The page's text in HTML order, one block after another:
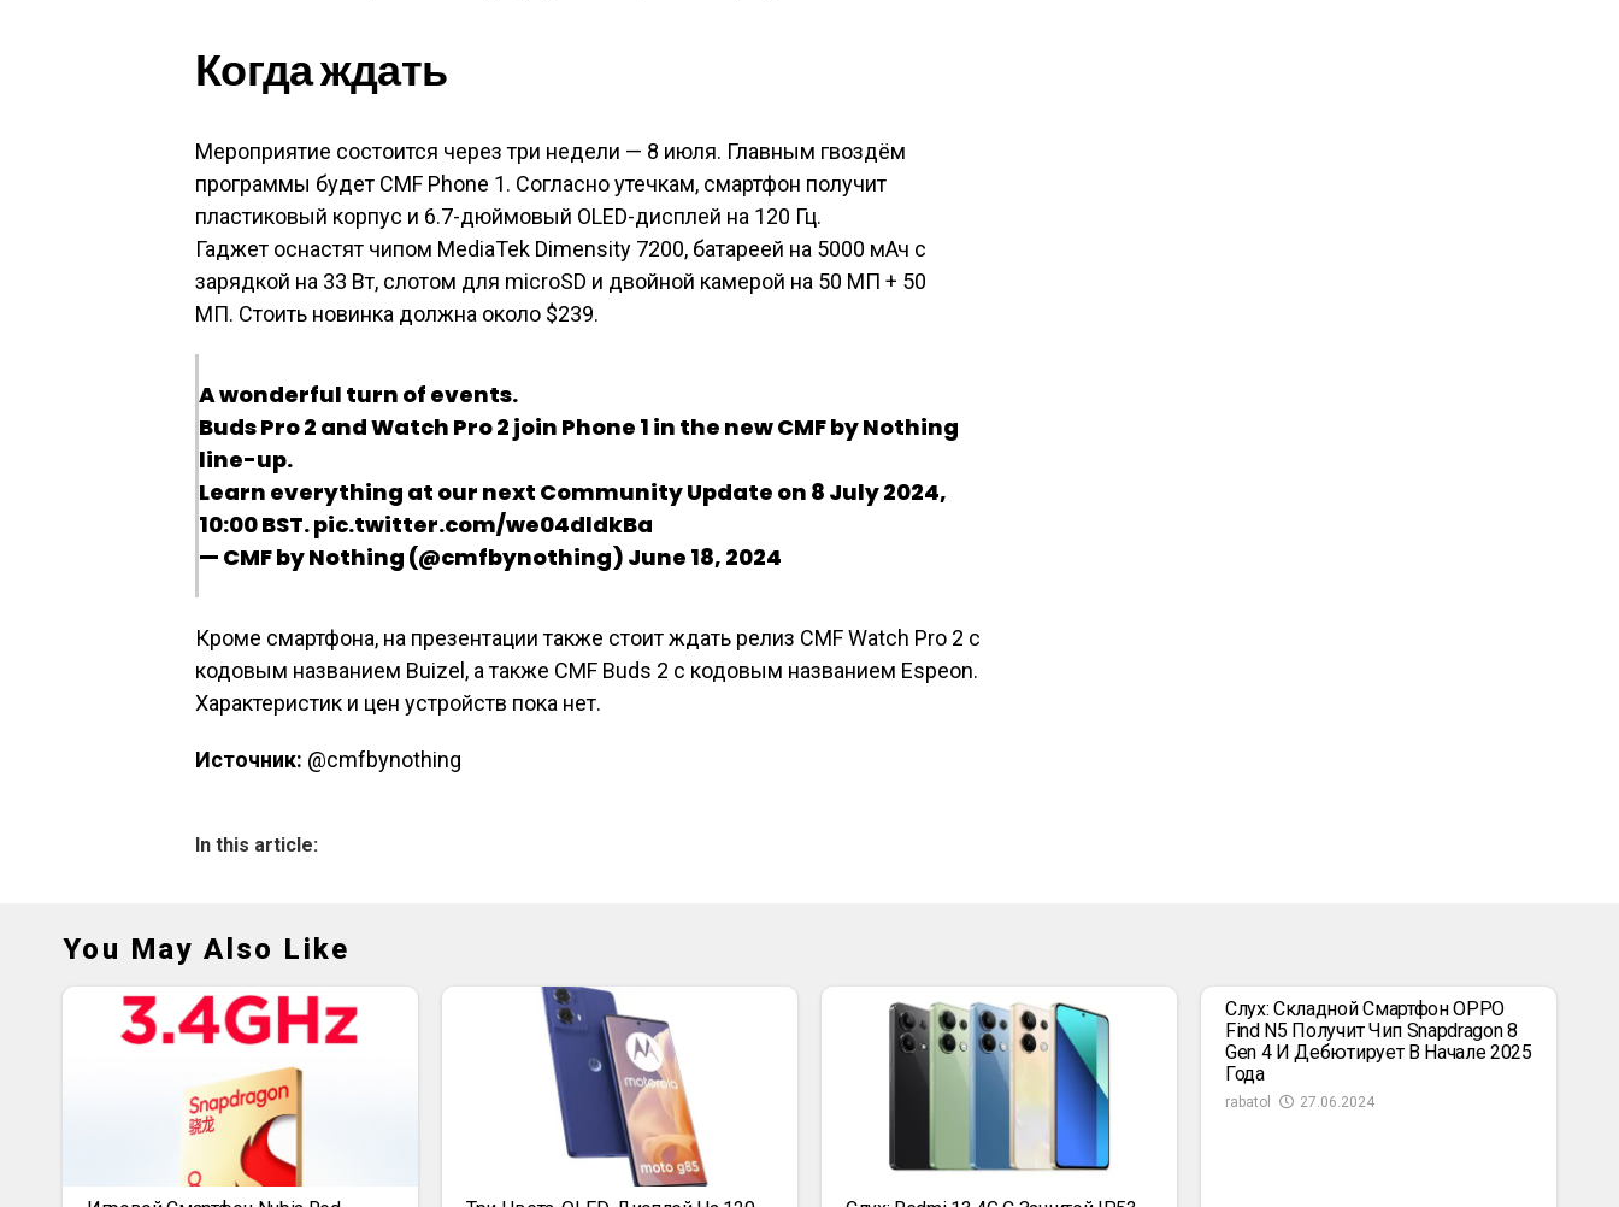
Когда ждать
Мероприятие состоится через три недели — 8 июля. Главным гвоздём
программы будет CMF Phone 1. Согласно утечкам, смартфон получит
пластиковый корпус и 6.7-дюймовый OLED-дисплей на 120 Гц.
Гаджет оснастят чипом MediaTek Dimensity 7200, батареей на 5000 мАч с
зарядкой на 33 Вт, слотом для microSD и двойной камерой на 50 МП + 50
МП. Стоить новинка должна около $239.
A wonderful turn of events.
Buds Pro 2 and Watch Pro 2 join Phone 1 in the new CMF by Nothing
line-up.
Learn everything at our next Community Update on 8 July 2024,
10:00 BST. pic.twitter.com/we04dldkBa
— CMF by Nothing (@cmfbynothing) June 18, 2024
Кроме смартфона, на презентации также стоит ждать релиз CMF Watch Pro 2 с
кодовым названием Buizel, а также CMF Buds 2 с кодовым названием Espeon.
Характеристик и цен устройств пока нет.
Источник: @cmfbynothing
In this article:
You May Also Like
Слух: Складной Смартфон OPPO
Find N5 Получит Чип Snapdragon 8
Gen 4 И Дебютирует В Начале 2025
Года
rabatol 27.06.2024